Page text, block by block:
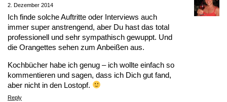
2. Dezember 2014
Ich finde solche Auftritte oder Interviews auch
immer super anstrengend, aber Du hast das total
professionell und sehr sympathisch gewuppt. Und
die Orangettes sehen zum Anbeißen aus.
Kochbücher habe ich genug – ich wollte einfach so
kommentieren und sagen, dass ich Dich gut fand,
aber nicht in den Lostopf.
Reply